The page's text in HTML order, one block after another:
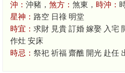
沖： 沖豬， 煞方： 煞東， 時沖：
星神： 路空 日祿 明堂
時宜： 求財 見貴 訂婚 嫁娶 入宅
作灶 安床
時忌： 祭祀 祈福 齋醮 開光 赴任